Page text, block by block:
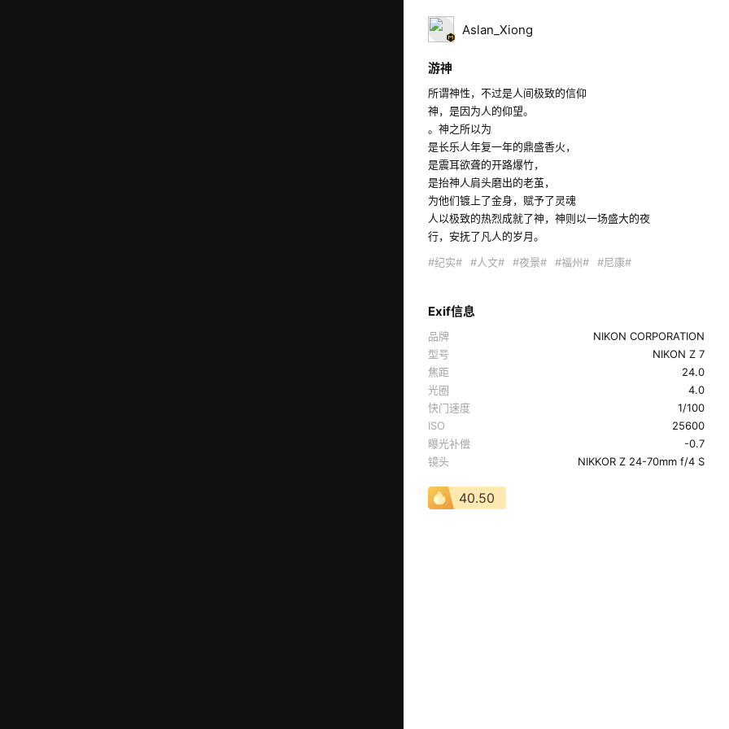
Aslan_Xiong
游神
所谓神性，不过是人间极致的信仰
神，是因为人的仰望。
。神之所以为
是长乐人年复一年的鼎盛香火，
是震耳欲聋的开路爆竹，
是抬神人肩头磨出的老茧，
为他们镀上了金身，赋予了灵魂
人以极致的热烈成就了神，神则以一场盛大的夜
行，安抚了凡人的岁月。
#纪实#
#人文# #夜景# #福州# #尼康#
Exif信息
品牌
NIKON CORPORATION
型号
NIKON Z 7
焦距
24.0
光圈
4.0
快门速度
1/100
ISO
25600
曝光补偿
-0.7
镜头
NIKKOR Z 24-70mm f/4 S
40.50